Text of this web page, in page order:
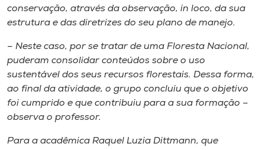
conservação, através da observação, in loco, da sua
estrutura e das diretrizes do seu plano de manejo.
– Neste caso, por se tratar de uma Floresta Nacional,
puderam consolidar conteúdos sobre o uso
sustentável dos seus recursos florestais. Dessa forma,
ao final da atividade, o grupo concluiu que o objetivo
foi cumprido e que contribuiu para a sua formação –
observa o professor.
Para a acadêmica Raquel Luzia Dittmann, que